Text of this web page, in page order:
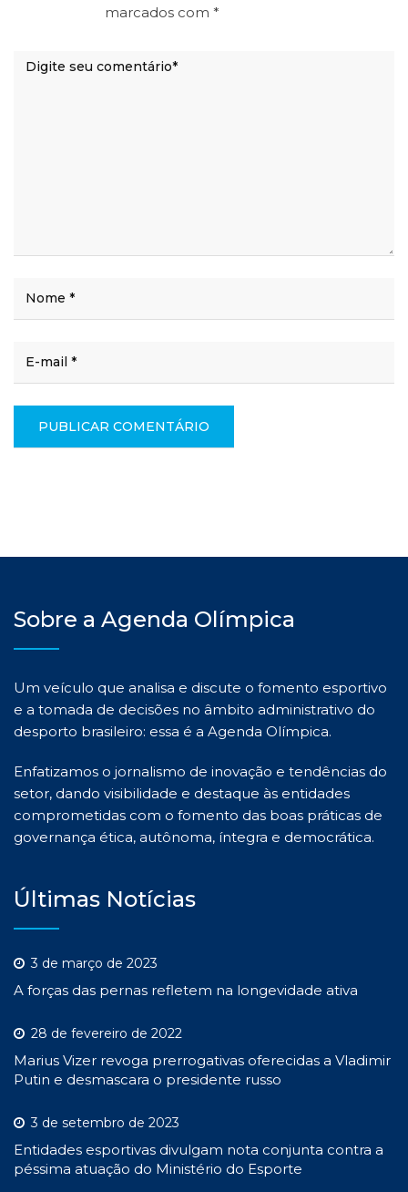
marcados com *
Sobre a Agenda Olímpica
Um veículo que analisa e discute o fomento esportivo
e a tomada de decisões no âmbito administrativo do
desporto brasileiro: essa é a Agenda Olímpica.
Enfatizamos o jornalismo de inovação e tendências do
setor, dando visibilidade e destaque às entidades
comprometidas com o fomento das boas práticas de
governança ética, autônoma, íntegra e democrática.
Últimas Notícias
3 de março de 2023
A forças das pernas refletem na longevidade ativa
28 de fevereiro de 2022
Marius Vizer revoga prerrogativas oferecidas a Vladimir
Putin e desmascara o presidente russo
3 de setembro de 2023
Entidades esportivas divulgam nota conjunta contra a
péssima atuação do Ministério do Esporte